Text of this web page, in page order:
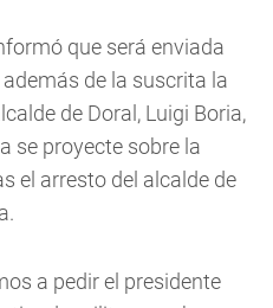
que será enviada
de la suscrita la
de Doral, Luigi Boria,
se proyecte sobre la
el arresto del alcalde de
a pedir el presidente